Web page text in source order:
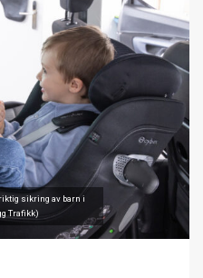
sikring av barn i
Trafikk)